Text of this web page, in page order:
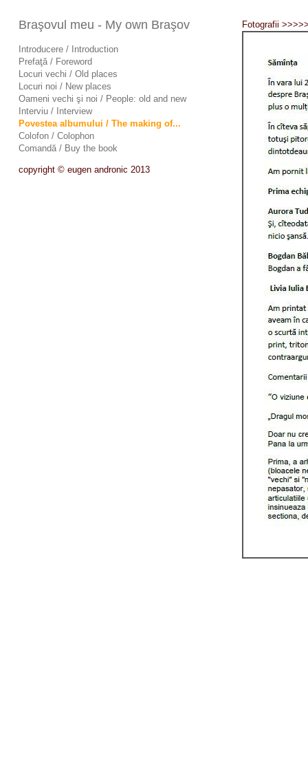
Braşovul meu - My own Braşov
Introducere / Introduction
Prefaţă / Foreword
Locuri vechi / Old places
Locuri noi / New places
Oameni vechi şi noi / People: old and new
Interviu / Interview
Povestea albumului / The making of...
Colofon / Colophon
Comandă / Buy the book
copyright © eugen andronic 2013
Fotografii